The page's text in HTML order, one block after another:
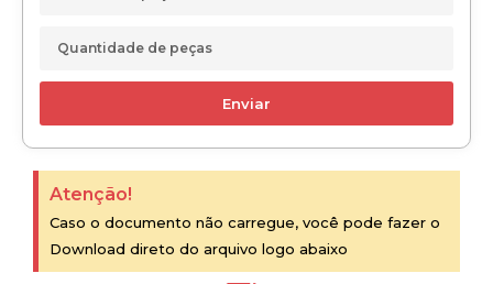
Enviar
Atenção!
Caso o documento não carregue, você pode fazer o
Download direto do arquivo logo abaixo